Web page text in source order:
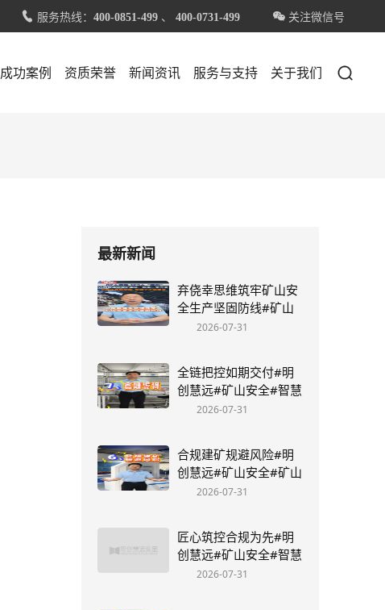
 服务热线： 400-0851-499 、 400-0731-499  关注微信号
成功案例 资质荣誉 新闻资讯 服务与支持 关于我们 
最新新闻
弃侥幸思维筑牢矿山安
全生产坚固防线#矿山
安全#明创慧远#丁明宏
2026-07-31
全链把控如期交付#明
创慧远#矿山安全#智慧
矿山#矿山设计、施工
2026-07-31
合规建矿规避风险#明
创慧远#矿山安全#矿山
安全避险六大系统#丁
2026-07-31
匠心筑控合规为先#明
创慧远#矿山安全#智慧
矿山#矿山设计#矿山施
2026-07-31